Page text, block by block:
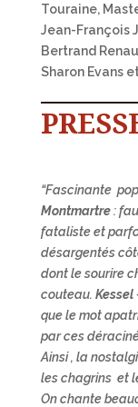
Touraine,
Jean-François
Bertrand
Sharon Evans
“Fascinante
Montmartre:
fataliste et
désargentés
dont le sourire
couteau. Kessel
que le mot
par ces
Ainsi , la
les chagrins et
On chante